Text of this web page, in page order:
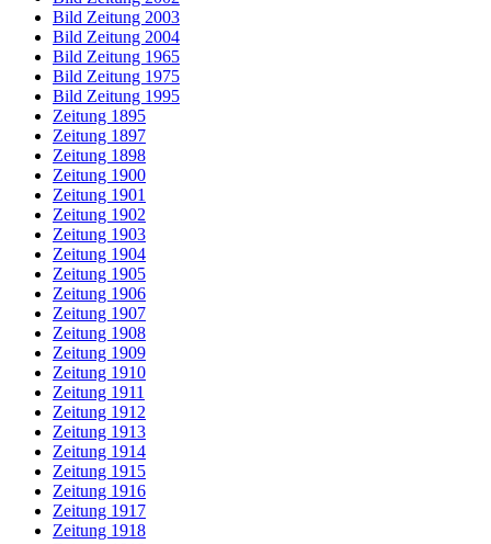
Bild Zeitung 2003
Bild Zeitung 2004
Bild Zeitung 1965
Bild Zeitung 1975
Bild Zeitung 1995
Zeitung 1895
Zeitung 1897
Zeitung 1898
Zeitung 1900
Zeitung 1901
Zeitung 1902
Zeitung 1903
Zeitung 1904
Zeitung 1905
Zeitung 1906
Zeitung 1907
Zeitung 1908
Zeitung 1909
Zeitung 1910
Zeitung 1911
Zeitung 1912
Zeitung 1913
Zeitung 1914
Zeitung 1915
Zeitung 1916
Zeitung 1917
Zeitung 1918